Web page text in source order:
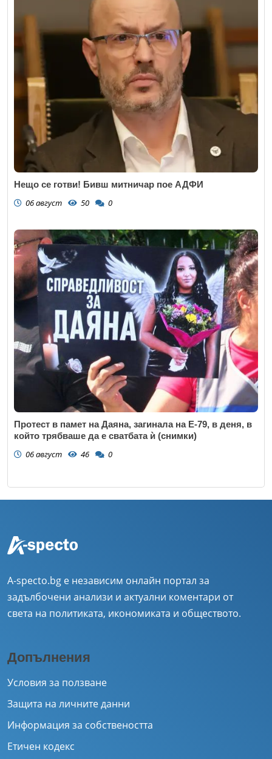
Нещо се готви! Бивш митничар пое АДФИ
06 август 50 0
Протест в памет на Даяна, загинала на Е-79, в деня, в
който трябваше да е сватбата ѝ (снимки)
06 август 46 0
A-specto.bg е независим онлайн портал за
задълбочени анализи и актуални коментари от
света на политиката, икономиката и обществото.
Допълнения
Условия за ползване
Защита на личните данни
Информация за собствеността
Етичен кодекс